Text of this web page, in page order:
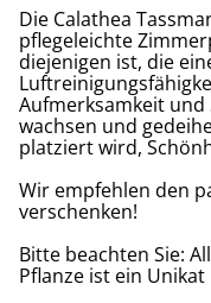
Die Calathea
pflegeleichte
diejenigen ist, die
Aufmerksamkeit
wachsen und
platziert wird,
Wir empfehlen den
verschenken!
Bitte beachten Sie:
Pflanze ist ein